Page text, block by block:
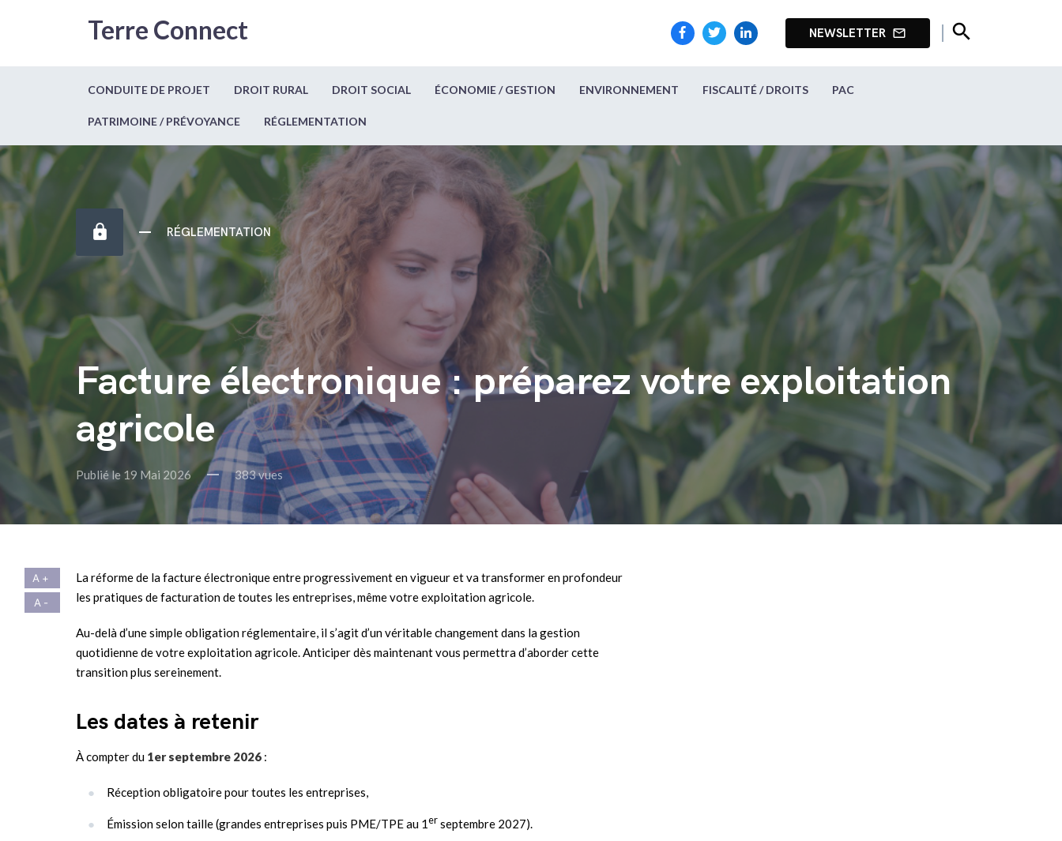
Terre Connect NEWSLETTER mail_outline search
CONDUITE DE PROJET DROIT RURAL DROIT SOCIAL ÉCONOMIE / GESTION ENVIRONNEMENT FISCALITÉ / DROITS PAC
PATRIMOINE / PRÉVOYANCE RÉGLEMENTATION
https RÉGLEMENTATION
Facture électronique : préparez votre exploitation
agricole
Publié le 19 Mai 2026 383 vues
La réforme de la facture électronique entre progressivement en vigueur et va transformer en profondeur
les pratiques de facturation de toutes les entreprises, même votre exploitation agricole.
Au-delà d’une simple obligation réglementaire, il s’agit d’un véritable changement dans la gestion
quotidienne de votre exploitation agricole. Anticiper dès maintenant vous permettra d’aborder cette
transition plus sereinement.
Les dates à retenir
À compter du 1er septembre 2026 :
Réception obligatoire pour toutes les entreprises,
Émission selon taille (grandes entreprises puis PME/TPE au 1er septembre 2027).